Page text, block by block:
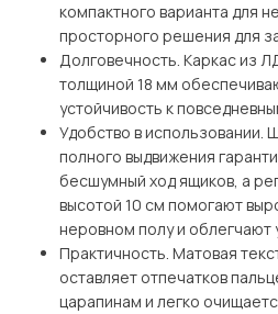
компактного варианта для
просторного решения для
Долговечность. Каркас из
толщиной 18 мм
устойчивость к
Удобство в
полного выдвижения
бесшумный ход ящиков, а
высотой 10 см помогают
неровном полу и облегчают
Практичность. Матовая
оставляет отпечатков
царапинам и легко